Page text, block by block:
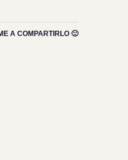
A COMPARTIRLO 🙂